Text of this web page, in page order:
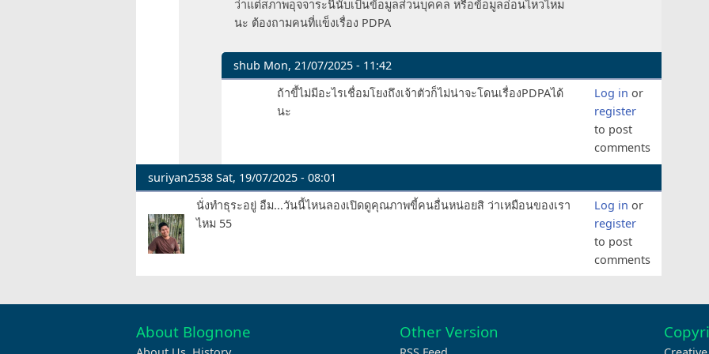
langisserว่าแต่สภาพอุจจาระนี่นับเป็นข้อมูลส่วนบุคคล หรือข้อมูลอ่อนไหวไหม
นะ ต้องถามคนที่แข็งเรื่อง PDPA
shub Mon, 21/07/2025 - 11:42
In
แบบ
...
ปวด
ถ้าขี้ไม่มีอะไรเชื่อมโยงถึงเจ้าตัวก็ไม่น่าจะโดนเรื่องPDPAได้
นะ
Log in or
register
to post
comments
suriyan2538 Sat, 19/07/2025 - 08:01
นั่งทำธุระอยู่ อืม...วันนี้ไหนลองเปิดดูคุณภาพขี้คนอื่นหน่อยสิ ว่าเหมือนของเรา
ไหม 55
Log in or
register
to post
comments
About Blognone Other Version